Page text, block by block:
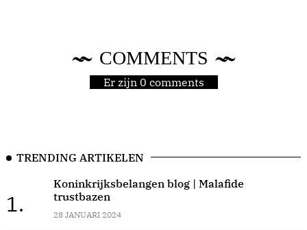
COMMENTS
Er zijn 0 comments
TRENDING ARTIKELEN
1.
Koninkrijksbelangen blog | Malafide
trustbazen
28 JANUARI 2024